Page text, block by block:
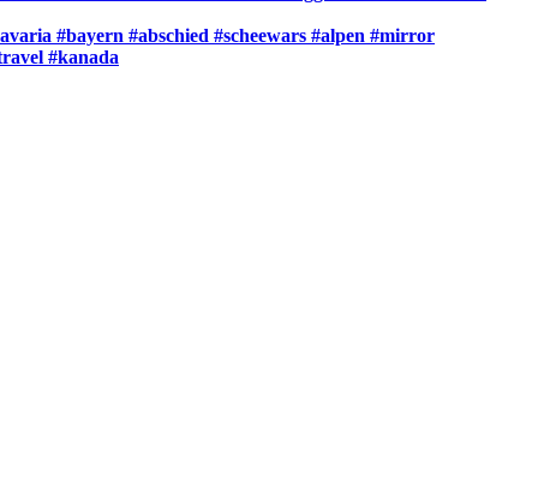
#bayern #abschied #scheewars #alpen #mirror
#kanada